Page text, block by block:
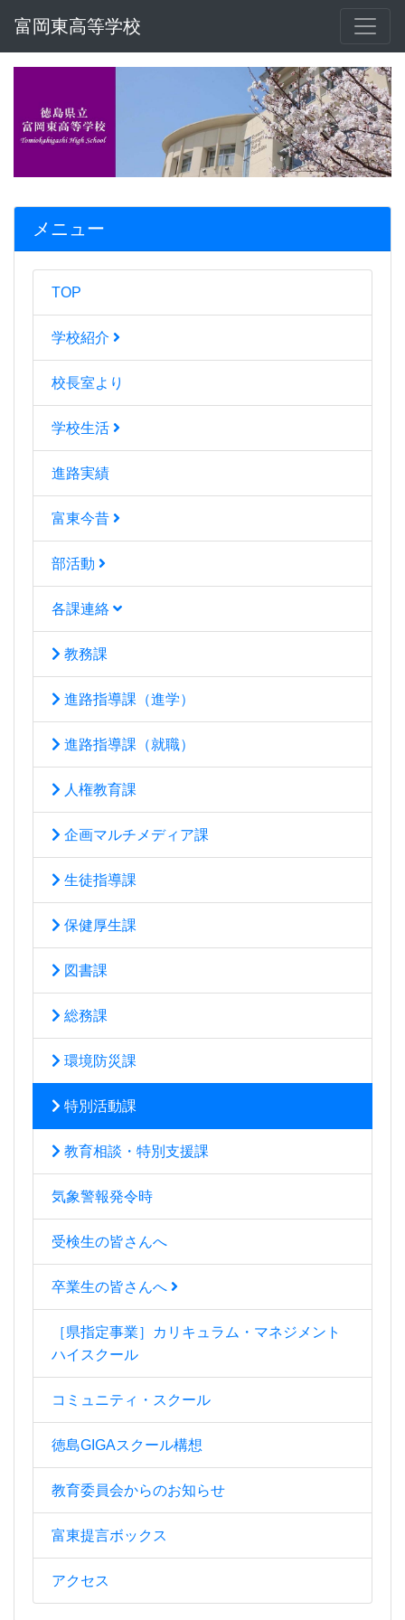
富岡東高等学校
メニュー
TOP
学校紹介
校長室より
学校生活
進路実績
富東今昔
部活動
各課連絡
教務課
進路指導課（進学）
進路指導課（就職）
人権教育課
企画マルチメディア課
生徒指導課
保健厚生課
図書課
総務課
環境防災課
特別活動課
教育相談・特別支援課
気象警報発令時
受検生の皆さんへ
卒業生の皆さんへ
［県指定事業］カリキュラム・マネジメント
ハイスクール
コミュニティ・スクール
徳島GIGAスクール構想
教育委員会からのお知らせ
富東提言ボックス
アクセス